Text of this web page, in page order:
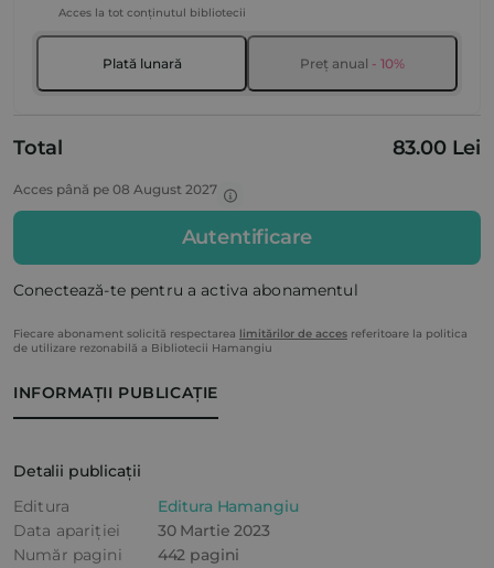
INFORMAȚII PUBLICAȚIE
Detalii publicații
Editura
Editura Hamangiu
Data apariției
30 Martie 2023
Număr pagini
442 pagini
Acces la tot conținutul bibliotecii
Plată lunară Preț anual - 10%
Total 83.00 Lei
Acces până pe 08 August 2027
Autentificare
Conectează-te pentru a activa abonamentul
Fiecare abonament solicită respectarea limitărilor de acces referitoare la politica
de utilizare rezonabilă a Bibliotecii Hamangiu